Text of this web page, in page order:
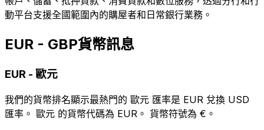
動平台支援全國範圍內的購屋者和日常銀行業務。
EUR - GBP貨幣訊息
EUR - 歐元
我們的貨幣排名顯示最熱門的 歐元 匯率是 EUR 兌換 USD
匯率。 歐元 的貨幣代碼為 EUR。 貨幣符號為 €。